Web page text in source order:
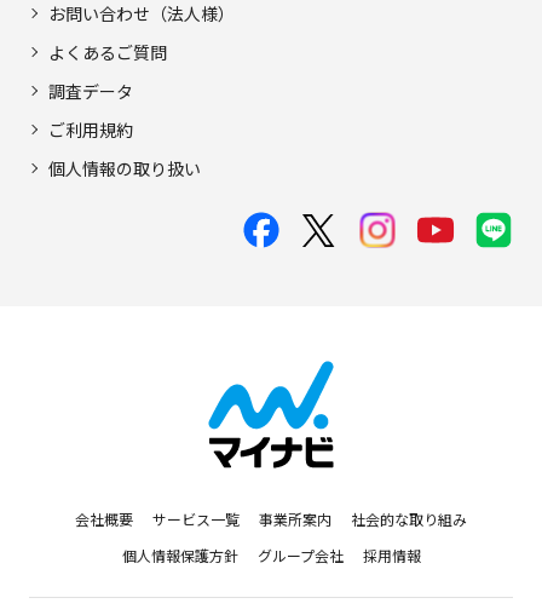
お問い合わせ（法人様）
よくあるご質問
調査データ
ご利用規約
個人情報の取り扱い
会社概要 サービス一覧 事業所案内
社会的な取り組み
個人情報保護方針
グループ会社 採用情報